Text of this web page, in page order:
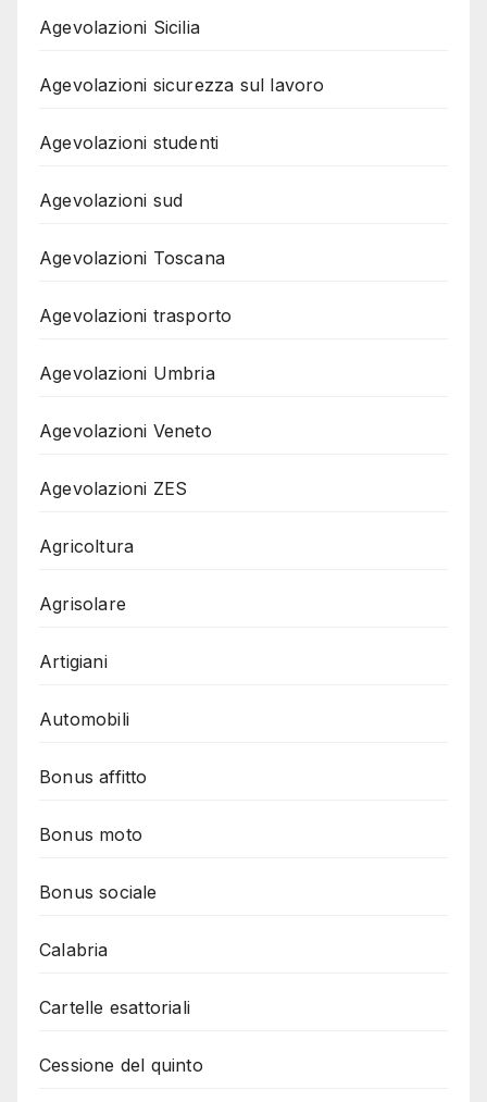
Agevolazioni Sicilia
Agevolazioni sicurezza sul lavoro
Agevolazioni studenti
Agevolazioni sud
Agevolazioni Toscana
Agevolazioni trasporto
Agevolazioni Umbria
Agevolazioni Veneto
Agevolazioni ZES
Agricoltura
Agrisolare
Artigiani
Automobili
Bonus affitto
Bonus moto
Bonus sociale
Calabria
Cartelle esattoriali
Cessione del quinto